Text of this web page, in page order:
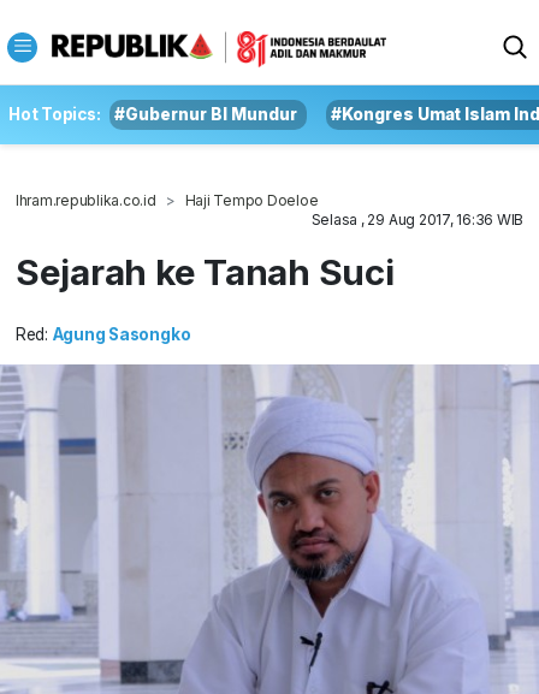
Hot Topics: #Gubernur BI Mundur #Kongres Umat Islam
Ihram.republika.co.id
Haji Tempo Doeloe
Selasa , 29 Aug 2017, 16:36 WIB
Sejarah ke Tanah Suci
Red: Agung Sasongko